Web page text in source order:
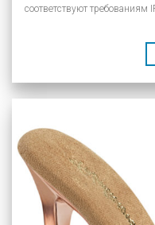
соответствуют